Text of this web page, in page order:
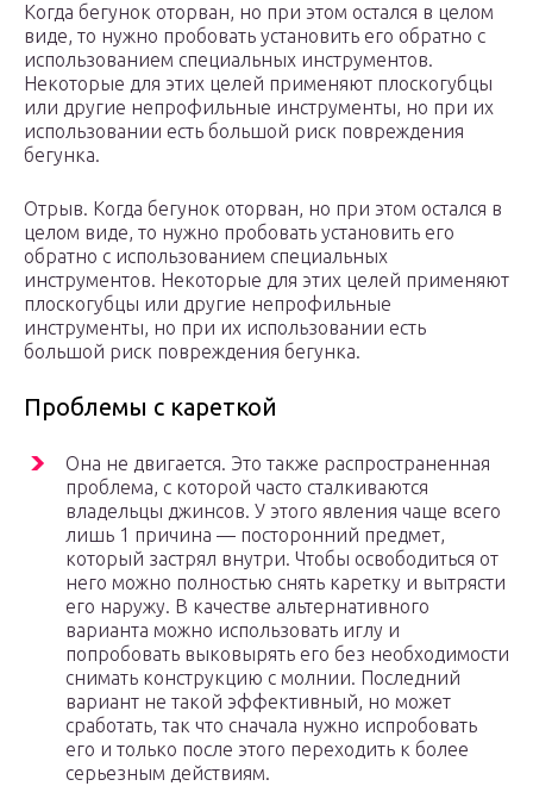
Когда бегунок оторван, но при этом остался в целом
виде, то нужно пробовать установить его обратно с
использованием специальных инструментов.
Некоторые для этих целей применяют плоскогубцы
или другие непрофильные инструменты, но при их
использовании есть большой риск повреждения
бегунка.
Отрыв. Когда бегунок оторван, но при этом остался в
целом виде, то нужно пробовать установить его
обратно с использованием специальных
инструментов. Некоторые для этих целей применяют
плоскогубцы или другие непрофильные
инструменты, но при их использовании есть
большой риск повреждения бегунка.
Проблемы с кареткой
Она не двигается. Это также распространенная
проблема, с которой часто сталкиваются
владельцы джинсов. У этого явления чаще всего
лишь 1 причина — посторонний предмет,
который застрял внутри. Чтобы освободиться от
него можно полностью снять каретку и вытрясти
его наружу. В качестве альтернативного
варианта можно использовать иглу и
попробовать выковырять его без необходимости
снимать конструкцию с молнии. Последний
вариант не такой эффективный, но может
сработать, так что сначала нужно испробовать
его и только после этого переходить к более
серьезным действиям.